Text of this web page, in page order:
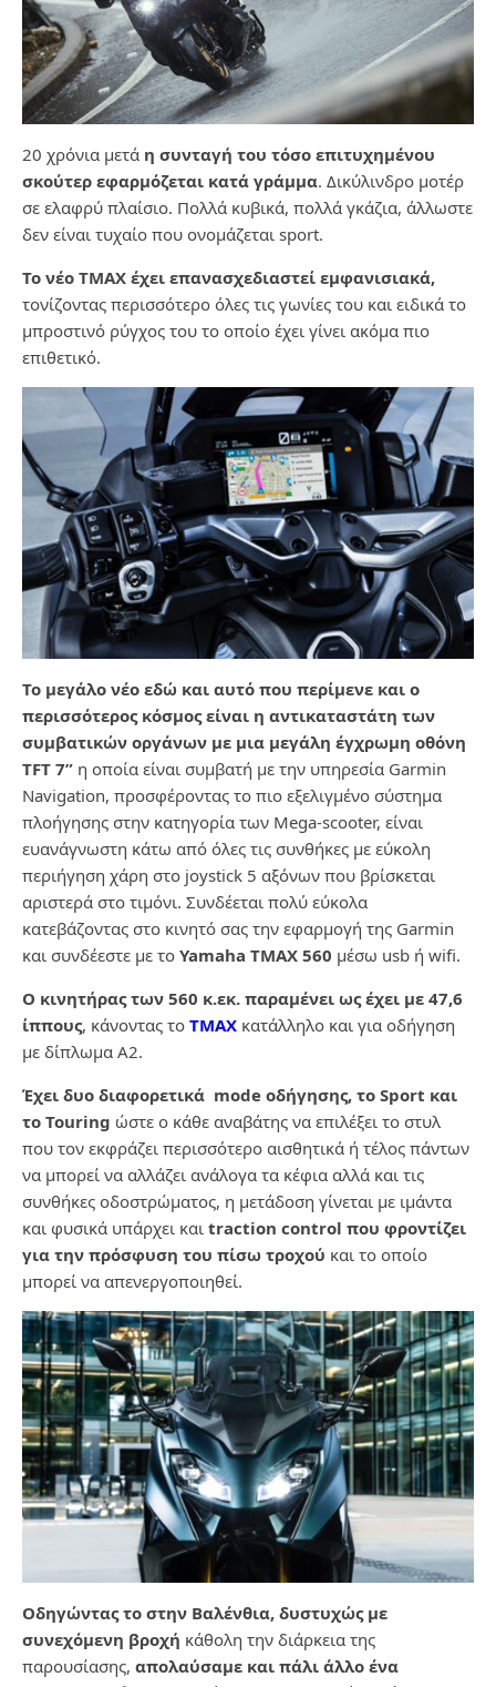
20 χρόνια μετά η συνταγή του τόσο επιτυχημένου
σκούτερ εφαρμόζεται κατά γράμμα. Δικύλινδρο μοτέρ
σε ελαφρύ πλαίσιο. Πολλά κυβικά, πολλά γκάζια, άλλωστε
δεν είναι τυχαίο που ονομάζεται sport.
Το νέο ΤΜΑΧ έχει επανασχεδιαστεί εμφανισιακά,
τονίζοντας περισσότερο όλες τις γωνίες του και ειδικά το
μπροστινό ρύγχος του το οποίο έχει γίνει ακόμα πιο
επιθετικό.
Το μεγάλο νέο εδώ και αυτό που περίμενε και ο
περισσότερος κόσμος είναι η αντικαταστάτη των
συμβατικών οργάνων με μια μεγάλη έγχρωμη οθόνη
TFT 7” η οποία είναι συμβατή με την υπηρεσία Garmin
Navigation, προσφέροντας το πιο εξελιγμένο σύστημα
πλοήγησης στην κατηγορία των Mega-scooter, είναι
ευανάγνωστη κάτω από όλες τις συνθήκες με εύκολη
περιήγηση χάρη στο joystick 5 αξόνων που βρίσκεται
αριστερά στο τιμόνι. Συνδέεται πολύ εύκολα
κατεβάζοντας στο κινητό σας την εφαρμογή της Garmin
και συνδέεστε με το Yamaha TMAX 560 μέσω usb ή wifi.
Ο κινητήρας των 560 κ.εκ. παραμένει ως έχει με 47,6
ίππους, κάνοντας το ΤΜΑΧ κατάλληλο και για οδήγηση
με δίπλωμα A2.
Έχει δυο διαφορετικά mode οδήγησης, το Sport και
το Touring ώστε ο κάθε αναβάτης να επιλέξει το στυλ
που τον εκφράζει περισσότερο αισθητικά ή τέλος πάντων
να μπορεί να αλλάζει ανάλογα τα κέφια αλλά και τις
συνθήκες οδοστρώματος, η μετάδοση γίνεται με ιμάντα
και φυσικά υπάρχει και traction control που φροντίζει
για την πρόσφυση του πίσω τροχού και το οποίο
μπορεί να απενεργοποιηθεί.
Οδηγώντας το στην Βαλένθια, δυστυχώς με
συνεχόμενη βροχή κάθολη την διάρκεια της
παρουσίασης, απολαύσαμε και πάλι άλλο ένα